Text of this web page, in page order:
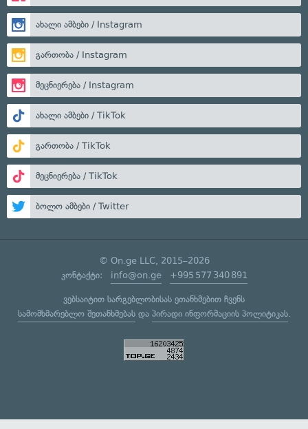
ახალი ამბები / Instagram
გართობა / Instagram
მეცნიერება / Instagram
ახალი ამბები / TikTok
გართობა / TikTok
მეცნიერება / TikTok
ბოლო ამბები / Twitter
© On.ge LLC, 2015–2026
კონტაქტი: info@on.ge +995 577 340 891
ვებსაიტით სარგებლობისას ეთანხმებით ჩვენს
სამომხმარებლო შეთანხმებასდა პირადი ინფორმაციის პოლიტიკას.